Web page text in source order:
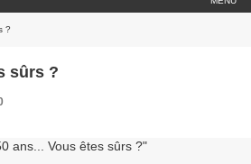
?
sûrs ?